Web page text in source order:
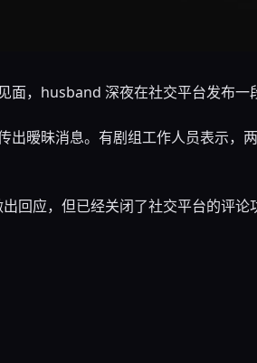
，husband 深夜在社交平台发布一
暧昧消息。有剧组工作人员表示，
回应，但已经关闭了社交平台的评论